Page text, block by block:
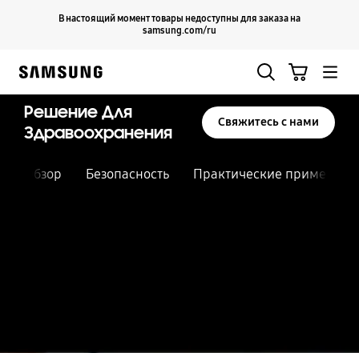
В настоящий момент товары недоступны для заказа на
samsung.com/ru
Продолжить
Решение Для
Здравоохранения
Свяжитесь с нами
Обзор Безопасность Практические примеры